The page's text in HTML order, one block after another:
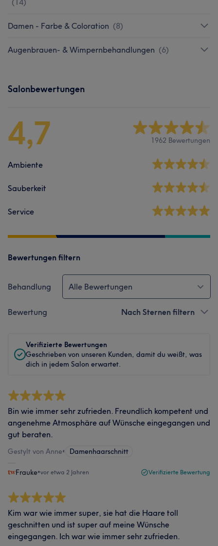
Damen - Farbe & Coloration (8)
Augenbrauen- & Wimpernbehandlungen (6)
Salonbewertungen
4,7 1962 Bewertungen
Ambiente
Sauberkeit
Service
Bewertungen filtern
Behandlung Alle Bewertungen
Bewertung Nach Sternen filtern
Verifizierte Bewertungen
Geschrieben von unseren Kunden, damit du weißt, was
dich in jedem Salon erwartet.
Bin wie immer sehr zufrieden. Freundlich kompetent und
angenehme Atmosphäre auf Wünsche eingegangen und
gut beraten.
Gestylt von Anne• Damenhaarschnitt
Frauke•vor etwa 2 Jahren Verifizierte Bewertung
Kim war wie immer super, sie hat die Haare toll
geschnitten und ist super auf meine Wünsche
eingegangen. Ich war wie immer sehr zufrieden.